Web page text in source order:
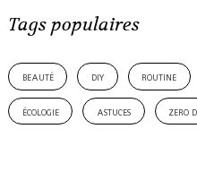
Tags populaires
beauté diy routine
écologie astuces zero